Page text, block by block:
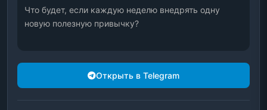
Что будет, если каждую неделю внедрять одну
новую полезную привычку?
Открыть в Telegram